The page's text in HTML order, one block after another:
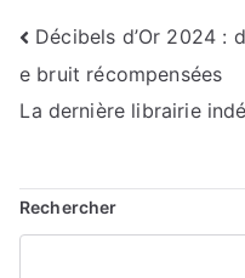
Navigation
de
Décibels d’Or 2024 :
e bruit récompensées
La dernière librairie
Rechercher